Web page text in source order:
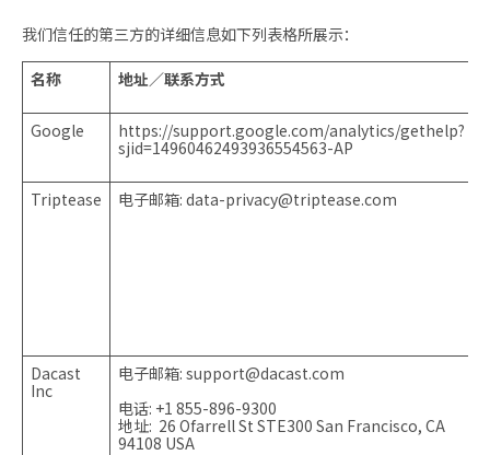
我们信任的第三方的详细信息如下列表格所展示：
名称 地址／联系方式
Google
https://support.google.com/analytics/gethelp?
sjid=14960462493936554563-AP
Triptease 电子邮箱: data-privacy@triptease.com
Dacast
Inc
电子邮箱: support@dacast.com
电话: +1 855-896-9300
地址: 26 Ofarrell St STE300 San Francisco, CA
94108 USA